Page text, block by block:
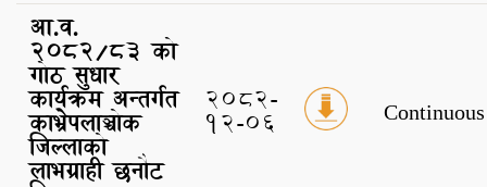
आ.व.
२०८२/८३ को
गोठ सुधार
कार्यक्रम अन्तर्गत
काभ्रेपलाञ्चोक
जिल्लाको
लाभग्राही छनौट
2082-
12-06 Continuous